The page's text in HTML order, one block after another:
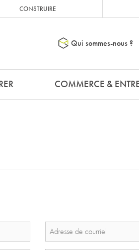
CONSTRUIRE
Qui sommes-nous ?
COMMERCE &